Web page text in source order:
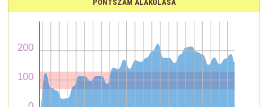
PONTSZÁM ALAKULÁSA